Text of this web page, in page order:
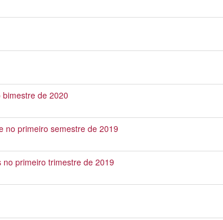
de 2020
no primeiro semestre de 2019
primeiro trimestre de 2019